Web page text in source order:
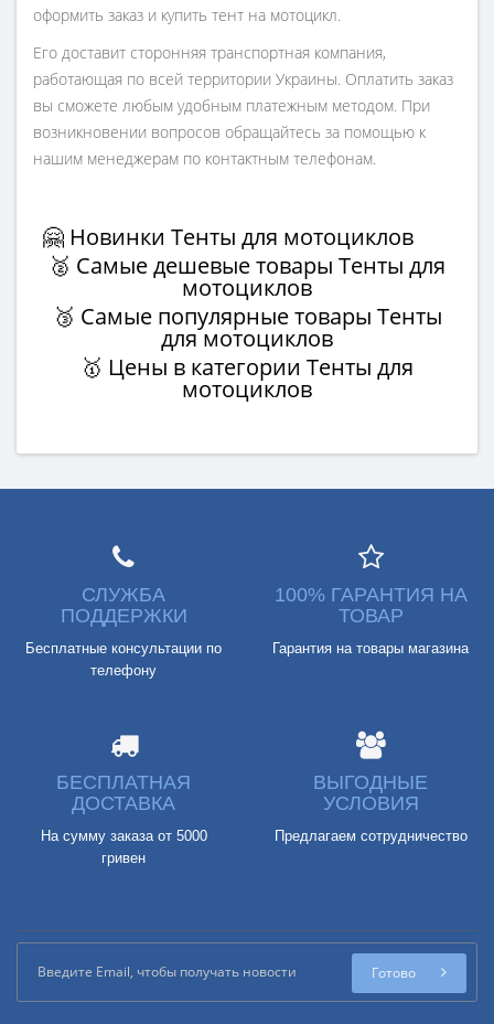
оформить заказ и купить тент на мотоцикл.
Его доставит сторонняя транспортная компания,
работающая по всей территории Украины. Оплатить заказ
вы сможете любым удобным платежным методом. При
возникновении вопросов обращайтесь за помощью к
нашим менеджерам по контактным телефонам.
🤗 Новинки Тенты для мотоциклов
🥈 Самые дешевые товары Тенты для
мотоциклов
🥉 Самые популярные товары Тенты
для мотоциклов
🥇 Цены в категории Тенты для
мотоциклов
СЛУЖБА
ПОДДЕРЖКИ
Бесплатные консультации по
телефону
100% ГАРАНТИЯ НА
ТОВАР
Гарантия на товары магазина
БЕСПЛАТНАЯ
ДОСТАВКА
На сумму заказа от 5000
гривен
ВЫГОДНЫЕ
УСЛОВИЯ
Предлагаем сотрудничество
Готово